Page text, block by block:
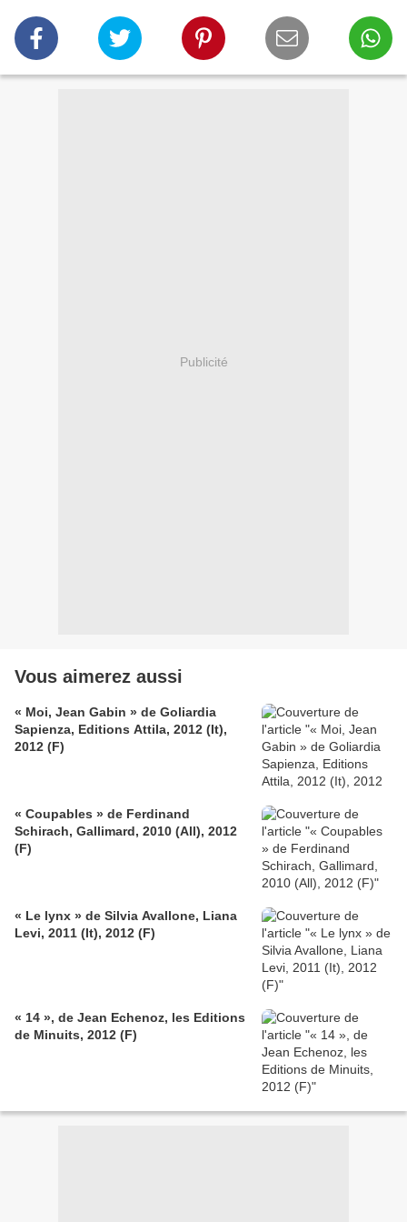
Publicité
Vous aimerez aussi
« Moi, Jean Gabin » de Goliardia
Sapienza, Editions Attila, 2012 (It),
2012 (F)
« Coupables » de Ferdinand
Schirach, Gallimard, 2010 (All), 2012
(F)
« Le lynx » de Silvia Avallone, Liana
Levi, 2011 (It), 2012 (F)
« 14 », de Jean Echenoz, les Editions
de Minuits, 2012 (F)